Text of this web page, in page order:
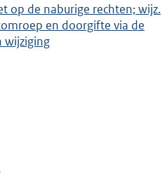
op de naburige rechten; wijz.
en doorgifte via de
wijziging